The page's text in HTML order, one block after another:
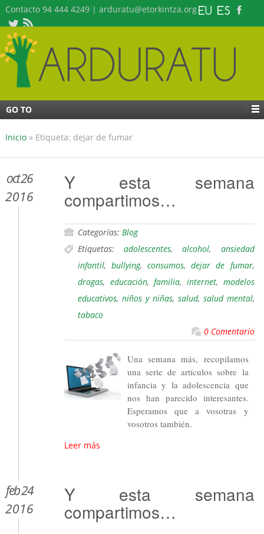
Contacto 94 444 4249 | arduratu@etorkintza.org
GO TO
Inicio» Etiqueta: dejar de fumar
oct 26
2016
Y esta semana
compartimos…
Categorías: Blog
Etiquetas:adolescentes,alcohol, ansiedad
infantil,bullying,consumos,dejar de fumar,
drogas, educación,familia, internet, modelos
educativos, niños y niñas, salud, salud mental,
tabaco
0 Comentario
Una semana más, recopilamos
una serie de artículos sobre la
infancia y la adolescencia que
nos han parecido interesantes.
Esperamos que a vosotras y
vosotros también.
Leer más
feb 24
2016
Y esta semana
compartimos…